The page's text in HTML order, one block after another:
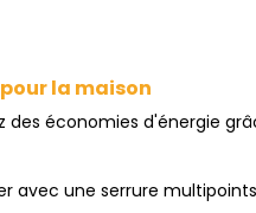
la maison
des économies d'énergie
avec une serrure